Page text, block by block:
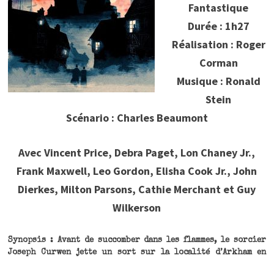
Fantastique
Durée : 1h27
Réalisation : Roger
Corman
Musique : Ronald
Stein
Scénario : Charles Beaumont
Avec Vincent Price, Debra Paget, Lon Chaney Jr.,
Frank Maxwell, Leo Gordon, Elisha Cook Jr., John
Dierkes, Milton Parsons, Cathie Merchant et Guy
Wilkerson
Synopsis : Avant de succomber dans les flammes, le sorcier
Joseph Curwen jette un sort sur la localité d’Arkham en